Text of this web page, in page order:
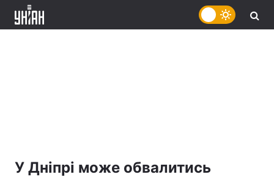
У Дніпрі може обвалитись